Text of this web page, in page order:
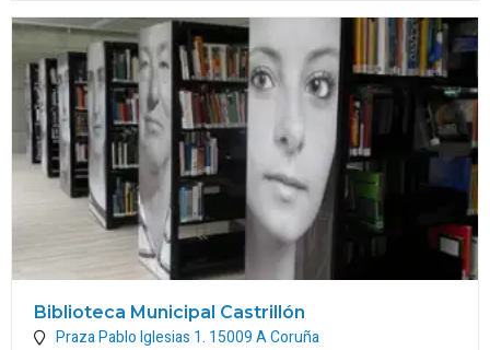
Biblioteca Municipal Castrillón
Praza Pablo Iglesias 1. 15009A Coruña